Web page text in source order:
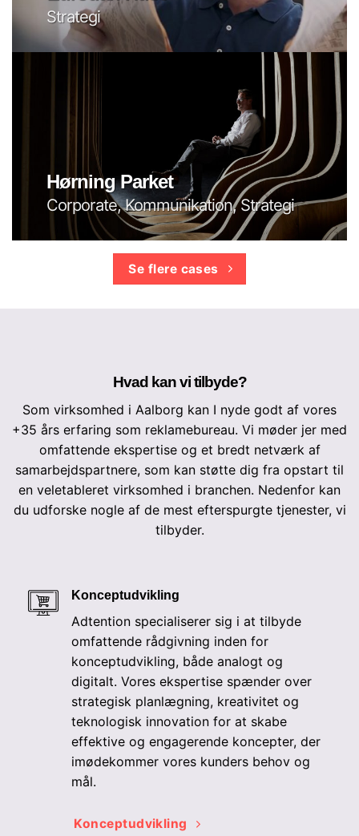
Strategi
Hørning Parket
Corporate, Kommunikation, Strategi
Se flere cases
Hvad kan vi tilbyde?
Som virksomhed i Aalborg kan I nyde godt af vores
+35 års erfaring som reklamebureau. Vi møder jer med
omfattende ekspertise og et bredt netværk af
samarbejdspartnere, som kan støtte dig fra opstart til
en veletableret virksomhed i branchen. Nedenfor kan
du udforske nogle af de mest efterspurgte tjenester, vi
tilbyder.
Konceptudvikling
Adtention specialiserer sig i at tilbyde
omfattende rådgivning inden for
konceptudvikling, både analogt og
digitalt. Vores ekspertise spænder over
strategisk planlægning, kreativitet og
teknologisk innovation for at skabe
effektive og engagerende koncepter, der
imødekommer vores kunders behov og
mål.
Konceptudvikling